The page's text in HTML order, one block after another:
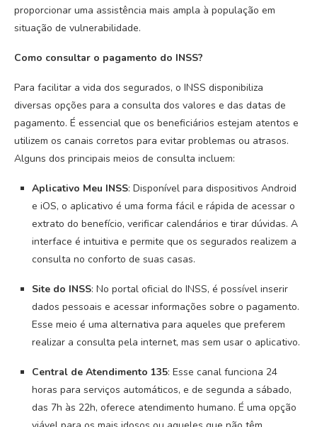
proporcionar uma assistência mais ampla à população em
situação de vulnerabilidade.
Como consultar o pagamento do INSS?
Para facilitar a vida dos segurados, o INSS disponibiliza
diversas opções para a consulta dos valores e das datas de
pagamento. É essencial que os beneficiários estejam atentos e
utilizem os canais corretos para evitar problemas ou atrasos.
Alguns dos principais meios de consulta incluem:
Aplicativo Meu INSS: Disponível para dispositivos Android
e iOS, o aplicativo é uma forma fácil e rápida de acessar o
extrato do benefício, verificar calendários e tirar dúvidas. A
interface é intuitiva e permite que os segurados realizem a
consulta no conforto de suas casas.
Site do INSS: No portal oficial do INSS, é possível inserir
dados pessoais e acessar informações sobre o pagamento.
Esse meio é uma alternativa para aqueles que preferem
realizar a consulta pela internet, mas sem usar o aplicativo.
Central de Atendimento 135: Esse canal funciona 24
horas para serviços automáticos, e de segunda a sábado,
das 7h às 22h, oferece atendimento humano. É uma opção